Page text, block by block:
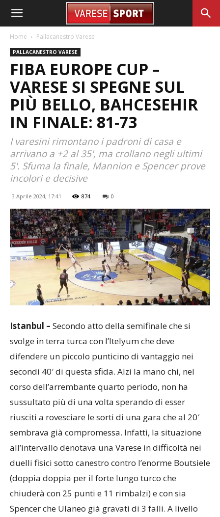
Home Pallacanestro Varese
PALLACANESTRO VARESE
FIBA EUROPE CUP –
VARESE SI SPEGNE SUL
PIÙ BELLO, BAHCESEHIR
IN FINALE: 81-73
I varesini rimontano i padroni di casa e
arrivano a +2 al 35', ma crollano negli ultimi
5'. Sfuma la finale, Mannion e Spencer prove
incolori e decisive
3 Aprile 2024, 17:41 874 0
Istanbul – Secondo atto della semifinale che si
svolge in terra turca con l’Itelyum che deve
difendere un piccolo punticino di vantaggio nei
secondi 40′ di questa sfida. Alzi la mano chi, nel
corso dell’arrembante quarto periodo, non ha
sussultato più di una volta sperando di esser
riusciti a rovesciare le sorti di una gara che al 20′
sembrava già compromessa. Infatti, la situazione
all’intervallo denotava una Varese in difficoltà nei
duelli fisici sotto canestro contro l’enorme Boutsiele
(doppia doppia per il forte lungo turco che
chiuderà con 25 punti e 11 rimbalzi) e con sia
Spencer che Ulaneo già gravati di 3 falli. A livello